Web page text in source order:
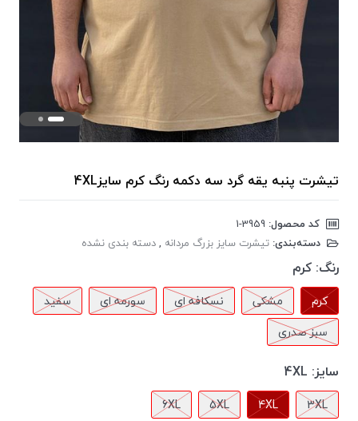
تیشرت پنبه یقه گرد سه دکمه رنگ کرم سایز4XL
کد محصول:
دسته‌بندی: تیشرت سایز بزرگ مردانه ,دسته بندی نشده
رنگ: کرم
کرم مشکی نسکافه ای سورمه ای
سفید
سبز صدری
سایز: 4XL
3XL
4XL
5XL
6XL